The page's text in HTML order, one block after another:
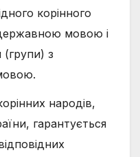
корінного
мовою і
з
народів,
гарантується